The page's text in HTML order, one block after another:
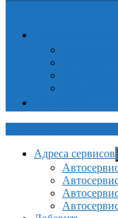
Адреса сервисов